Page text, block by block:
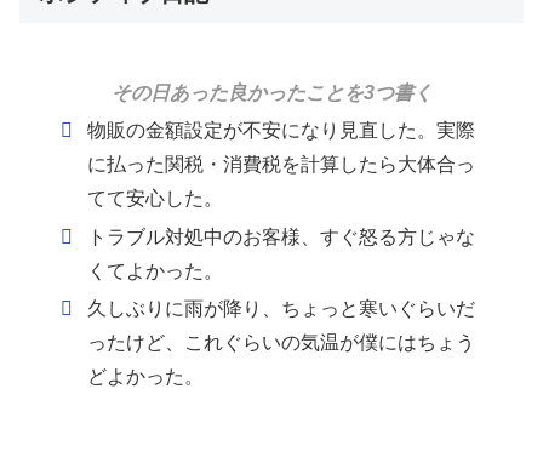
その日あった良かったことを3つ書く
物販の金額設定が不安になり見直した。実際
に払った関税・消費税を計算したら大体合っ
てて安心した。
トラブル対処中のお客様、すぐ怒る方じゃな
くてよかった。
久しぶりに雨が降り、ちょっと寒いぐらいだ
ったけど、これぐらいの気温が僕にはちょう
どよかった。